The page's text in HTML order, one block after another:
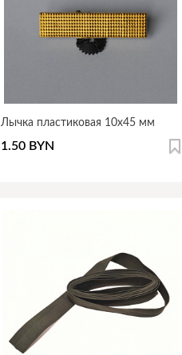
Лычка пластиковая 10х45 мм
1.50 BYN